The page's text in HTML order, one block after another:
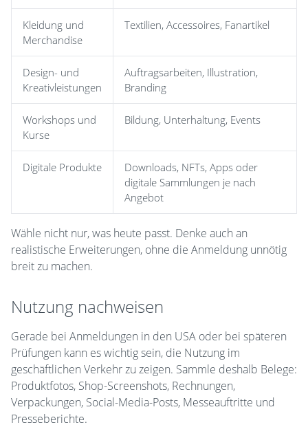
Kleidung und
Merchandise
Textilien, Accessoires, Fanartikel
Design- und
Kreativleistungen
Auftragsarbeiten, Illustration,
Branding
Workshops und
Kurse
Bildung, Unterhaltung, Events
Digitale Produkte
Downloads, NFTs, Apps oder
digitale Sammlungen je nach
Angebot
Wähle nicht nur, was heute passt. Denke auch an
realistische Erweiterungen, ohne die Anmeldung unnötig
breit zu machen.
Nutzung nachweisen
Gerade bei Anmeldungen in den USA oder bei späteren
Prüfungen kann es wichtig sein, die Nutzung im
geschäftlichen Verkehr zu zeigen. Sammle deshalb Belege:
Produktfotos, Shop-Screenshots, Rechnungen,
Verpackungen, Social-Media-Posts, Messeauftritte und
Presseberichte.